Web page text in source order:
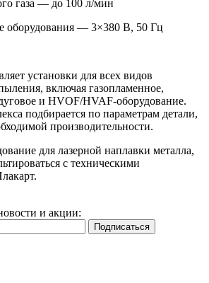
газа — до 100 л/мин
оборудования — 3×380 В, 50 Гц
установки для всех видов
включая газопламенное,
и HVOF/HVAF-оборудование.
подбирается по параметрам детали,
производительности.
для лазерной наплавки металла,
с техническими
и акции: